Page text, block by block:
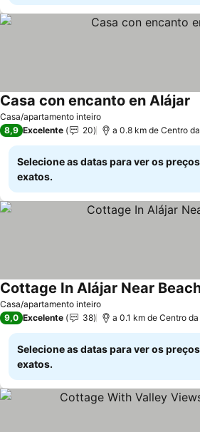
Casa/apartamento inteiro
Casa con encanto en Alájar
8,9 Excelente 20 a 0.8 km de Centro
Selecione as datas para ver os preços
exatos.
Casa/apartamento inteiro
Cottage In Alájar Near
9,0 Excelente 38 a 0.1 km de Centro
Selecione as datas para ver os preços
exatos.